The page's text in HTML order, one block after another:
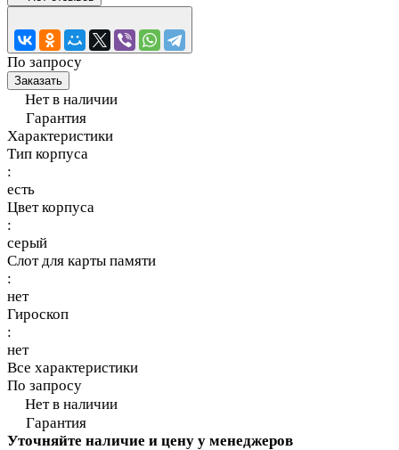
По запросу
Заказать
Нет в наличии
Гарантия
Характеристики
Тип корпуса
:
есть
Цвет корпуса
:
серый
Слот для карты памяти
:
нет
Гироскоп
:
нет
Все характеристики
По запросу
Нет в наличии
Гарантия
Уточняйте наличие и цену у менеджеров